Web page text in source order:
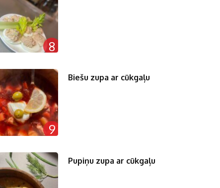
8
9
Biešu zupa ar cūkgaļu
Pupiņu zupa ar cūkgaļu